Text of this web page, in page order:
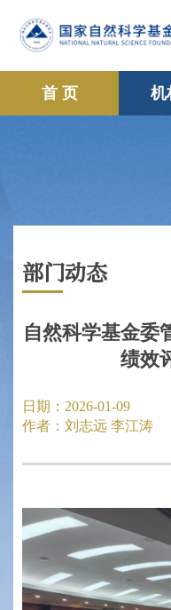
首 页 机
部门动态
自然科学基金委
绩效
日期： 2026-01-09
作者： 刘志远 李江涛